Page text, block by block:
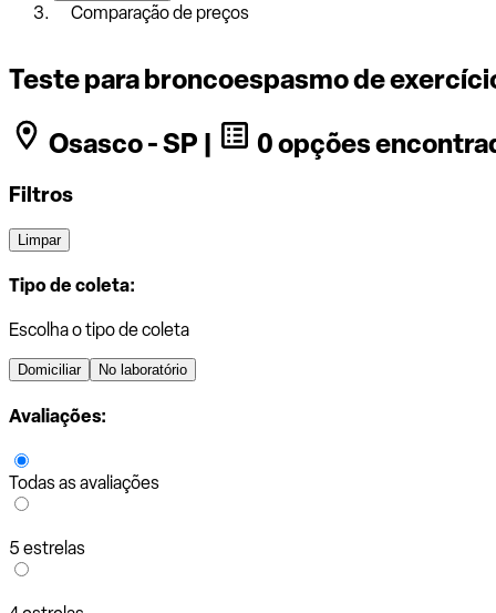
Comparação de preços
Teste para broncoespasmo de
Osasco - SP |
0 opções
Filtros
Limpar
Tipo de coleta:
Escolha o tipo de coleta
Domiciliar No laboratório
Avaliações:
Todas as avaliações
5 estrelas